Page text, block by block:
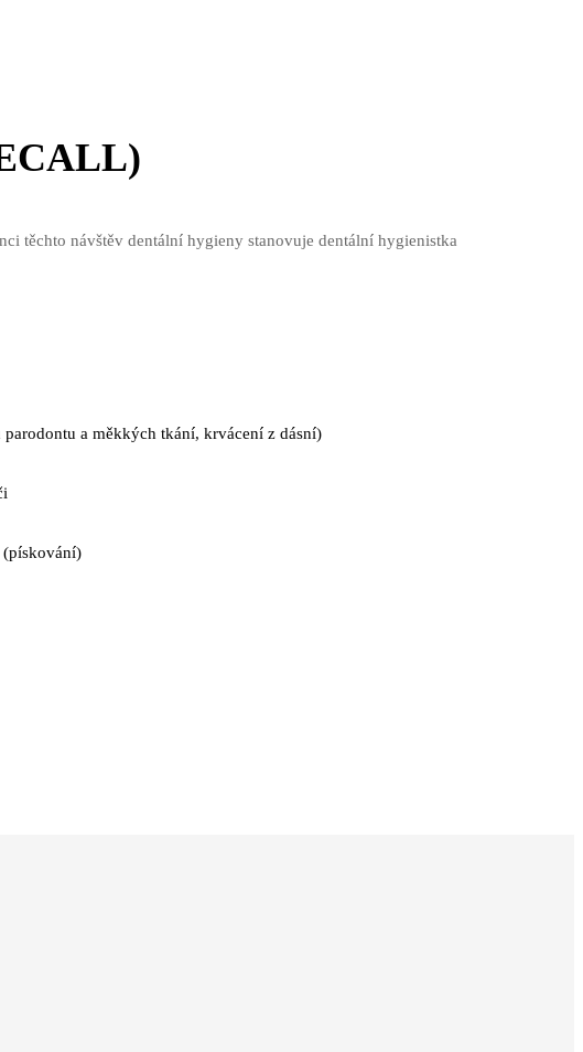
těchto návštěv dentální hygieny stanovuje dentální hygienistka
a měkkých tkání, krvácení z dásní)
(pískování)